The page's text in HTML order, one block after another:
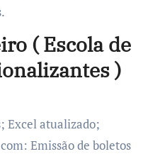
( Escola de
)
Excel atualizado;
Emissão de boletos